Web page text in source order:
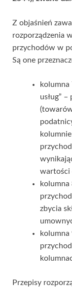
Z objaśnień
rozporządzenia
przychodów w
Są one
kolumna
usług”
wartości
kolumna
zbycia
kolumna
Przepisy